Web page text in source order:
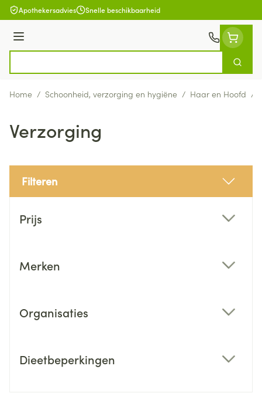
Ga naar de inhoud
Apothekersadvies Snelle beschikbaarheid
Menu
Zoek
Home / Schoonheid, verzorging en hygiëne / Haar en Hoofd /
Verzorging
Filteren
Prijs
Merken
Organisaties
Dieetbeperkingen